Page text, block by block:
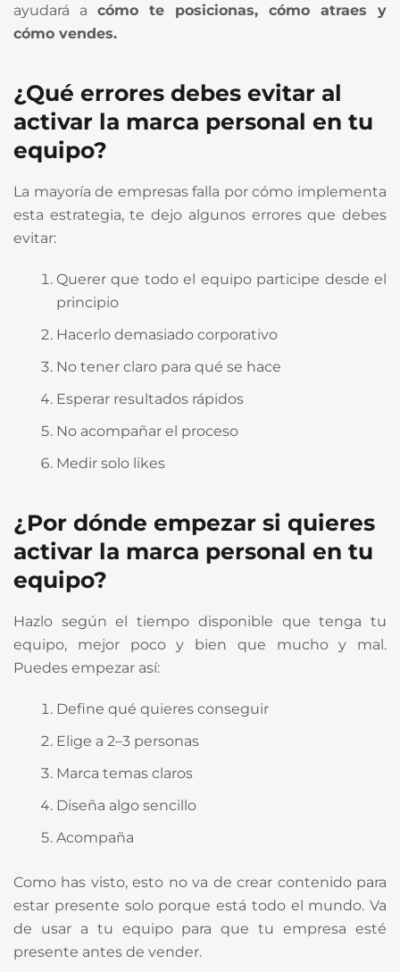
ayudará a cómo te posicionas, cómo atraes y
cómo vendes.
¿Qué errores debes evitar al
activar la marca personal en tu
equipo?
La mayoría de empresas falla por cómo implementa
esta estrategia, te dejo algunos errores que debes
evitar:
Querer que todo el equipo participe desde el
principio
Hacerlo demasiado corporativo
No tener claro para qué se hace
Esperar resultados rápidos
No acompañar el proceso
Medir solo likes
¿Por dónde empezar si quieres
activar la marca personal en tu
equipo?
Hazlo según el tiempo disponible que tenga tu
equipo, mejor poco y bien que mucho y mal.
Puedes empezar así:
Define qué quieres conseguir
Elige a 2–3 personas
Marca temas claros
Diseña algo sencillo
Acompaña
Como has visto, esto no va de crear contenido para
estar presente solo porque está todo el mundo. Va
de usar a tu equipo para que tu empresa esté
presente antes de vender.